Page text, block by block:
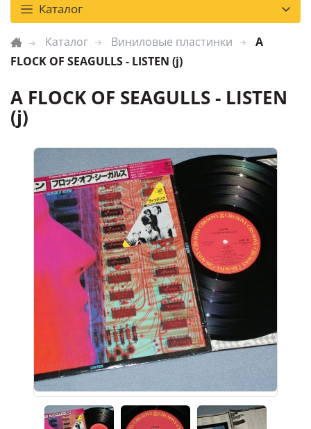
Каталог
Каталог Виниловые пластинки
A
FLOCK OF SEAGULLS - LISTEN (j)
A FLOCK OF SEAGULLS - LISTEN
(j)